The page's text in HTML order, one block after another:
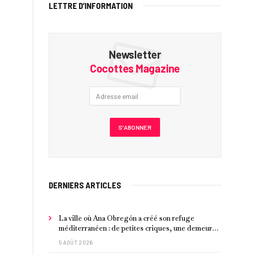
LETTRE D’INFORMATION
Newsletter
Cocottes Magazine
DERNIERS ARTICLES
La ville où Ana Obregón a créé son refuge
méditerranéen : de petites criques, une demeure
de millionnaire face à la mer et les meilleurs fruits
5 AOÛT 2026